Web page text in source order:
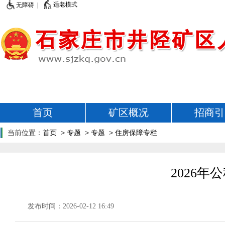
无障碍 | 适老模式
首页 矿区概况 招商
当前位置： 首页 > 专题 > 专题 > 住房保障专栏
2026年
发布时间：2026-02-12 16:49